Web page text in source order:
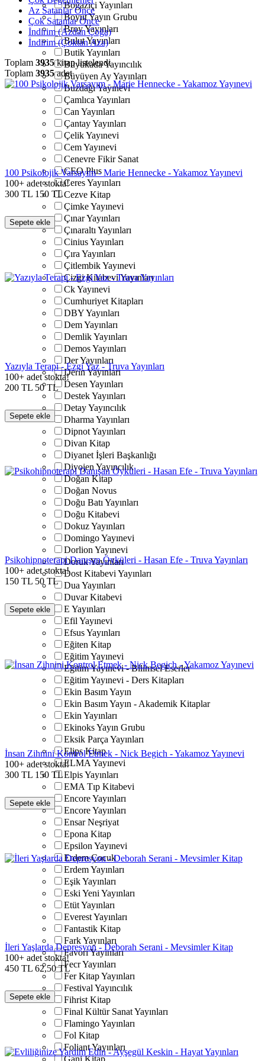
Boğaziçi Yayınları
Boyut Yayın Grubu
Broy Yayınları
Bulut Yayınları
Butik Yayınları
Büyükada Yayıncılık
Büyüyen Ay Yayınları
Buzdağı Yayınevi
Çamlıca Yayınları
Can Yayınları
Çantay Yayınları
Çelik Yayınevi
Cem Yayınevi
Cenevre Fikir Sanat
CEO Plus
Ceres Yayınları
Cezve Kitap
Çimke Yayınevi
Çınar Yayınları
Çınaraltı Yayınları
Cinius Yayınları
Çıra Yayınları
Çitlembik Yayınevi
Çizgi Kitabevi Yayınları
Ck Yayınevi
Cumhuriyet Kitapları
DBY Yayınları
Dem Yayınları
Demlik Yayınları
Demos Yayınları
Der Yayınları
Derin Yayınları
Desen Yayınları
Destek Yayınları
Detay Yayıncılık
Dharma Yayınları
Dipnot Yayınları
Divan Kitap
Diyanet İşleri Başkanlığı
Diyojen Yayıncılık
Doğan Kitap
Doğan Novus
Doğu Batı Yayınları
Doğu Kitabevi
Dokuz Yayınları
Domingo Yayınevi
Dorlion Yayınevi
Doruk Yayınları
Dost Kitabevi Yayınları
Dua Yayınları
Duvar Kitabevi
E Yayınları
Efil Yayınevi
Efsus Yayınları
Eğiten Kitap
Eğitim Yayınevi
Eğitim Yayınevi - Bilimsel Eserler
Eğitim Yayınevi - Ders Kitapları
Ekin Basım Yayın
Ekin Basım Yayın - Akademik Kitaplar
Ekin Yayınları
Ekinoks Yayın Grubu
Eksik Parça Yayınları
Elips Kitap
ELMA Yayınevi
Elpis Yayınları
EMA Tıp Kitabevi
Encore Yayınları
Encore Yayınları
Ensar Neşriyat
Epona Kitap
Epsilon Yayınevi
Erdem Çocuk
Erdem Yayınları
Eşik Yayınları
Eski Yeni Yayınları
Etüt Yayınları
Everest Yayınları
Fantastik Kitap
Fark Yayınları
Favori Yayınları
Fecr Yayınları
Fer Kitap Yayınları
Festival Yayıncılık
Fihrist Kitap
Final Kültür Sanat Yayınları
Flamingo Yayınları
Fol Kitap
Foliant Yayınları
Ganj Kitap
Az Satanlar Önce
Çok Satanlar Önce
İndirim (Azdan Çoğa)
İndirim (Çoktan Aza)
Toplam 3935kitap listelendi
Toplam 3935adet
100 Psikolojik Varsayım - Marie Hennecke - Yakamoz Yayınevi
100+ adet stokta!
300 TL 150 TL
Sepete ekle
Yazıyla Terapi - Ezgi Yaz - Truva Yayınları
100+ adet stokta!
200 TL 50 TL
Sepete ekle
Psikohipnoterapi Danışan Öyküleri - Hasan Efe - Truva Yayınları
100+ adet stokta!
150 TL 50 TL
Sepete ekle
İnsan Zihnini Kontrol Etmek - Nick Begich - Yakamoz Yayınevi
100+ adet stokta!
300 TL 150 TL
Sepete ekle
İleri Yaşlarda Depresyon - Deborah Serani - Mevsimler Kitap
100+ adet stokta!
450 TL 62,50 TL
Sepete ekle